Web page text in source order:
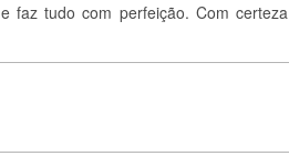
faz tudo com perfeição. Com certeza